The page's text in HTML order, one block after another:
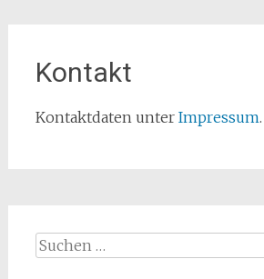
Kontakt
Kontaktdaten unter Impressum.
Suchen